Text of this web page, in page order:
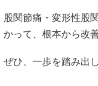
股関節痛・変形性股
かって、根本から改
ぜひ、一歩を踏み出